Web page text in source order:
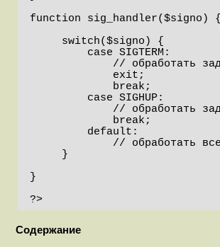
function sig_handler($signo) {
}
?>
Содержание